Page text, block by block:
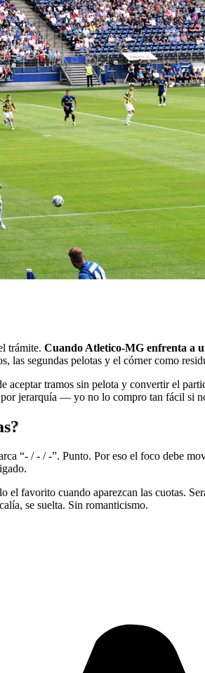
trámite. Cuando Atletico-MG enfrenta a
las segundas pelotas y el córner como
tramos sin pelota y convertir el
jerarquía — yo no lo compro tan fácil si
“- / - / -”. Punto. Por eso el foco debe
el favorito cuando aparezcan las cuotas.
se suelta. Sin romanticismo.